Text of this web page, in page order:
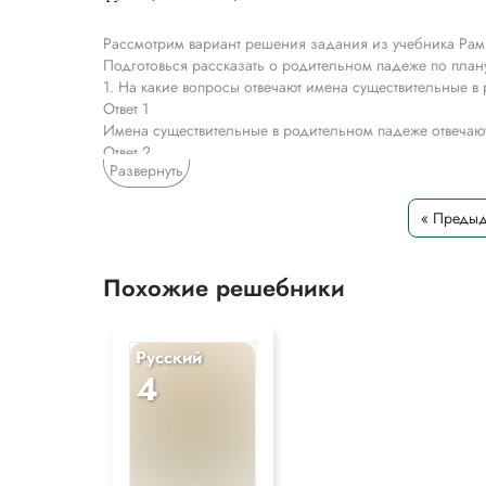
Рассмотрим вариант решения задания из учебника
Подготовься рассказать о родительном падеже по
1. На какие вопросы отвечают имена существительные
Ответ 1
Имена существительные в родительном падеже
Ответ 2
1. На какие вопросы отвечают имена существительные в
Имена существительные в родительном падеже
Имена существительные в родительном падеже
Ответ 2
Имена существительные в родительном падеже
3. Каковы основные значения родительного падежа?
Развернуть
«
Похожие решебники
Русский
4